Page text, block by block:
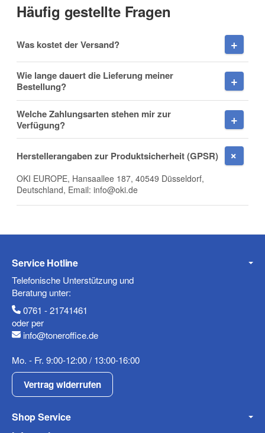
Nachname
Firma
Telefon
Mobiltelefon
Fax
Häufig gestellte Fragen
Was kostet der Versand?
Wie lange dauert die Lieferung meiner
Bestellung?
Welche Zahlungsarten stehen mir zur
Verfügung?
Herstellerangaben zur Produktsicherheit (GPSR)
OKI EUROPE, Hansaallee 187, 40549 Düsseldorf,
Deutschland, Email: info@oki.de
Service Hotline
Telefonische Unterstützung und
Beratung unter:
0761 - 21741461
oder per
info@toneroffice.de
Mo. - Fr. 9:00-12:00 / 13:00-16:00
Vertrag widerrufen
Shop Service